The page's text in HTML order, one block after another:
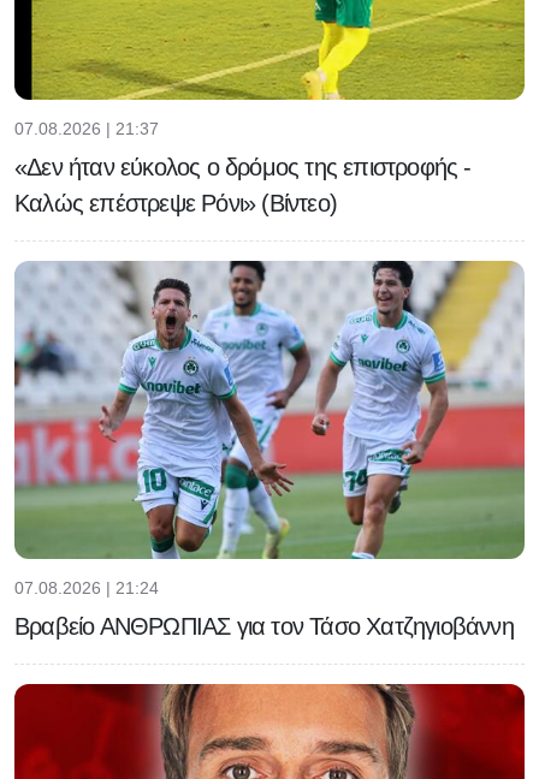
07.08.2026 | 21:37
«Δεν ήταν εύκολος ο δρόμος της επιστροφής -
Καλώς επέστρεψε Ρόνι» (Βίντεο)
07.08.2026 | 21:24
Βραβείο ΑΝΘΡΩΠΙΑΣ για τον Τάσο Χατζηγιοβάννη